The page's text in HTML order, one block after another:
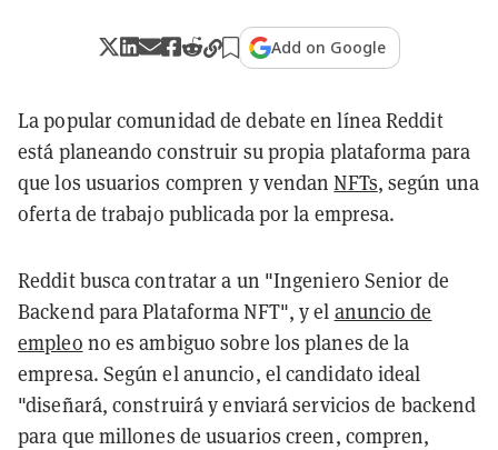
Add on Google
La popular comunidad de debate en línea Reddit
está planeando construir su propia plataforma para
que los usuarios compren y vendanNFTs, según una
oferta de trabajo publicada por la empresa.
Reddit busca contratar a un "Ingeniero Senior de
Backend para Plataforma NFT", y el anuncio de
empleo no es ambiguo sobre los planes de la
empresa. Según el anuncio, el candidato ideal
"diseñará, construirá y enviará servicios de backend
para que millones de usuarios creen, compren,